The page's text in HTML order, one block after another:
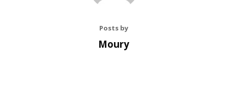
Posts by
Moury